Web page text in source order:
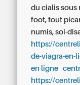
du cialis sous
foot, tout
numis, soi-
https://
de-viagra-en-
en ligne
https://